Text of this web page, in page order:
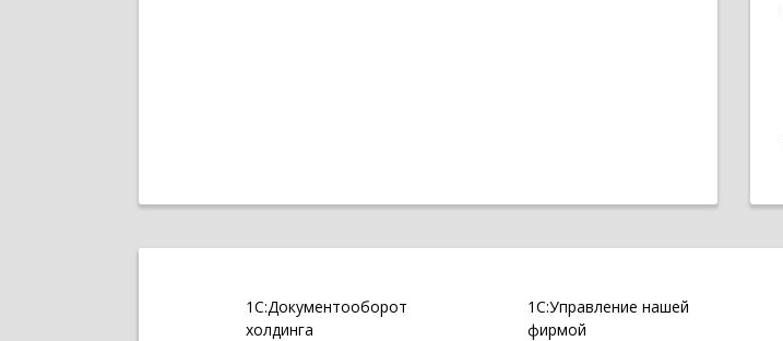
1С:Документооборот
холдинга
1С:Управление нашей
фирмой